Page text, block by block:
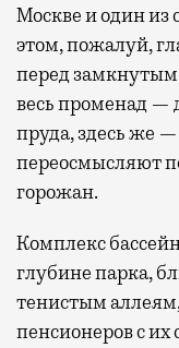
Москве и один из
этом, пожалуй,
перед
весь променад —
пруда, здесь же
переосмысляют
горожан.
Комплекс
глубине парка,
тенистым
пенсионеров с их